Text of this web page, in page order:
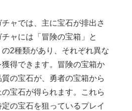
チャでは、主に宝石が排出さ
ャには「冒険の宝箱」と
の2種類があり、それぞれ異な
獲得できます。冒険の宝箱か
の宝石が、勇者の宝箱から
宝石が得られます。これら
の宝石を狙っているプレイ